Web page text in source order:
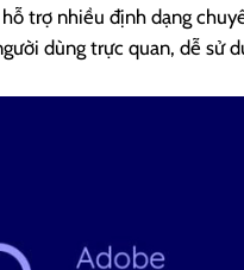
trợ nhiều định dạng
dùng trực quan, dễ sử